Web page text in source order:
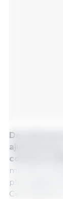
commune
membres
plus rapide
Ces mesures